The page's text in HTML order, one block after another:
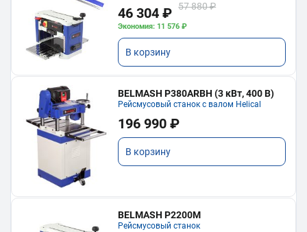
46 304 ₽ 57 880 ₽
Экономия: 11 576 ₽
В корзину
BELMASH P380ARBH (3 кВт, 400 В)
Рейсмусовый станок с валом Helical
196 990 ₽
В корзину
BELMASH P2200M
Рейсмусовый станок